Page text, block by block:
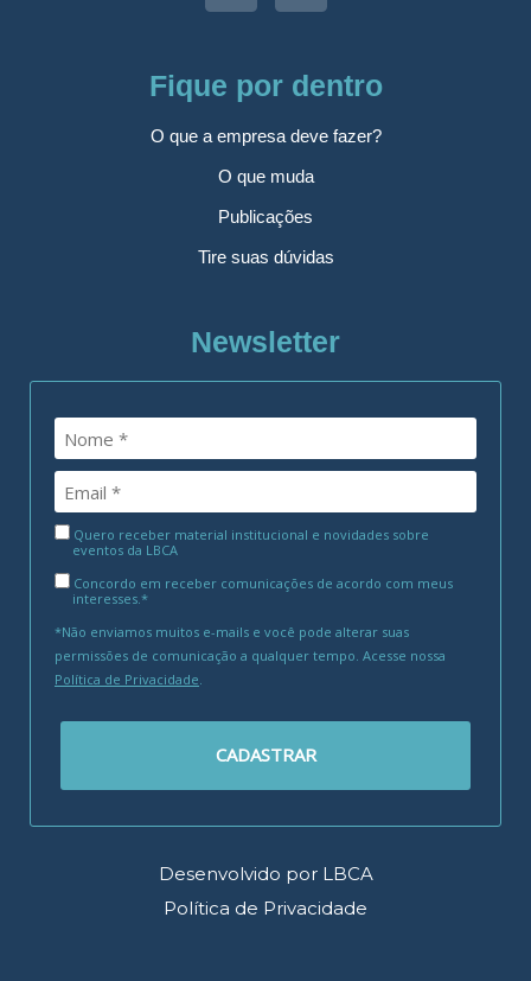
Fique por dentro
O que a empresa deve fazer?
O que muda
Publicações
Tire suas dúvidas
Newsletter
Quero receber material institucional e novidades sobre
eventos da LBCA
Concordo em receber comunicações de acordo com meus
interesses.*
*Não enviamos muitos e-mails e você pode alterar suas
permissões de comunicação a qualquer tempo. Acesse nossa
Política de Privacidade
CADASTRAR
Desenvolvido por LBCA
Política de Privacidade